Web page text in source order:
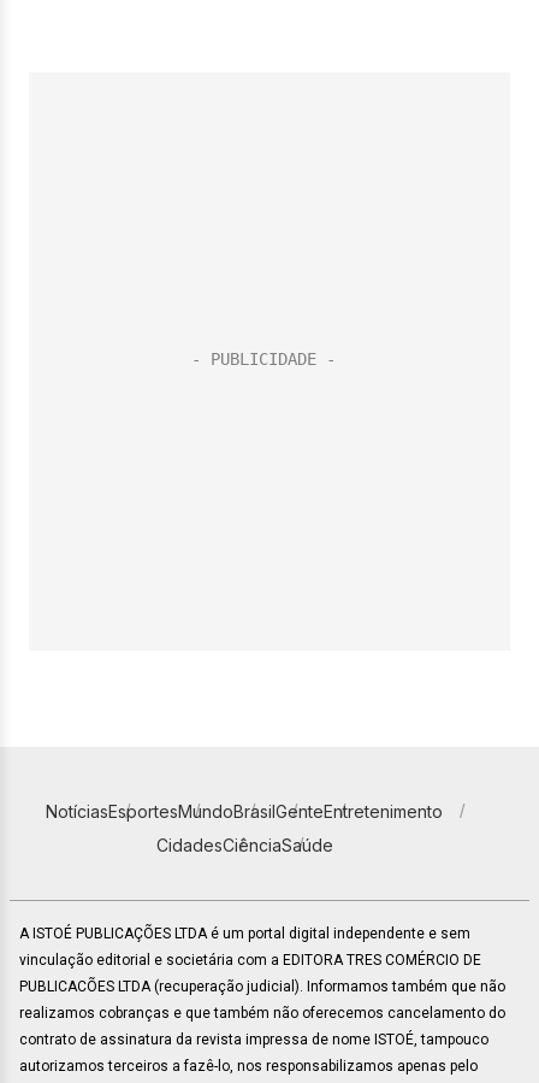
NotíciasEsportesMundoBrasilGenteEntretenimento
CidadesCiênciaSaúde
A ISTOÉ PUBLICAÇÕES LTDA é um portal digital independente e sem
vinculação editorial e societária com a EDITORA TRES COMÉRCIO DE
PUBLICACÕES LTDA (recuperação judicial). Informamos também que não
realizamos cobranças e que também não oferecemos cancelamento do
contrato de assinatura da revista impressa de nome ISTOÉ, tampouco
autorizamos terceiros a fazê-lo, nos responsabilizamos apenas pelo